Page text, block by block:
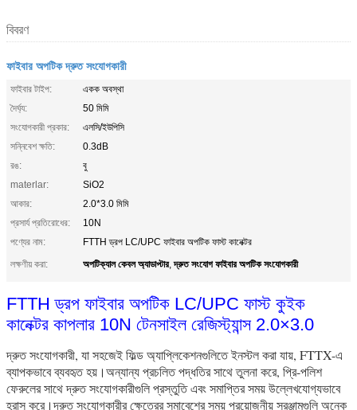
বিবরণ
ফাইবার অপটিক দ্রুত সংযোগকারী
ফাইবার টাইপ:
একক অবস্থা
দৈর্ঘ্য:
50 মিমি
সংযোগকারী প্রকার:
এলসি/ইউপিসি
সন্নিবেশ ক্ষতি:
0.3dB
রঙ:
বু
materlar:
SiO2
আকার:
2.0*3.0 মিমি
প্রসার্য প্রতিরোধের:
10N
পণ্যের নাম:
FTTH ড্রপ LC/UPC ফাইবার অপটিক ফাস্ট কানেক্টর
লক্ষণীয় করা:
অপটিক্যাল কেবল অ্যাডাপ্টার,দ্রুত সংযোগ ফাইবার অপটিক সংযোগকারী
FTTH ড্রপ ফাইবার অপটিক LC/UPC ফাস্ট কুইক
কানেক্টর কাপলার 10N টেনসাইল রেজিস্ট্যান্স 2.0×3.0
দ্রুত সংযোগকারী, যা সহজেই ফিল্ড অ্যাপ্লিকেশনগুলিতে ইনস্টল করা যায়, FTTX-এ
ব্যাপকভাবে ব্যবহৃত হয়।অন্যান্য প্রচলিত পদ্ধতির সাথে তুলনা করে, প্রি-পলিশ
ফেরুলের সাথে দ্রুত সংযোগকারীগুলি প্রস্তুতি এবং সমাপ্তির সময় উল্লেখযোগ্যভাবে
হ্রাস করে।দ্রুত সংযোগকারীর ক্ষেত্রের সমাবেশের সময় প্রয়োজনীয় সরঞ্জামগুলি অনেক